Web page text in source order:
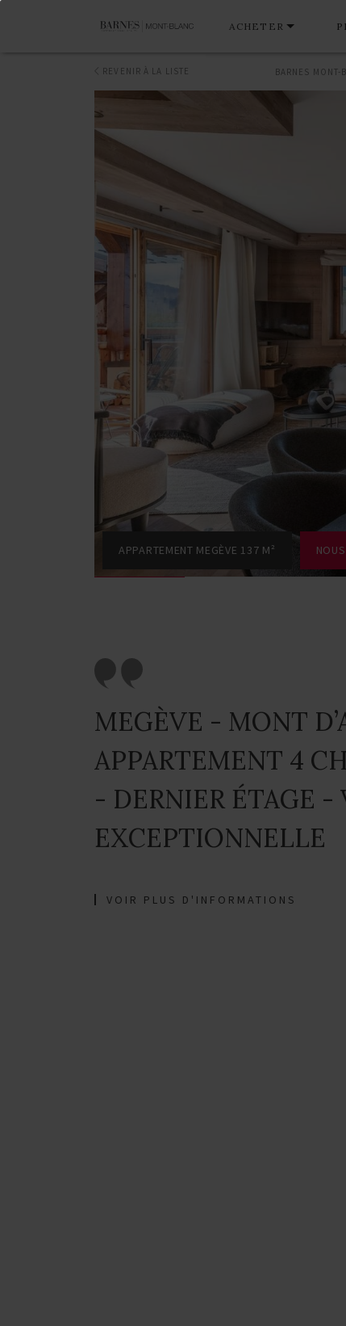
ACHETER
BARNES MONT-
REVENIR À LA LISTE
APPARTEMENT MEGÈVE 137 M²
MEGÈVE - MONT
APPARTEMENT 4
- DERNIER ÉTAGE -
EXCEPTIONNELLE
VOIR PLUS D'INFORMATIONS